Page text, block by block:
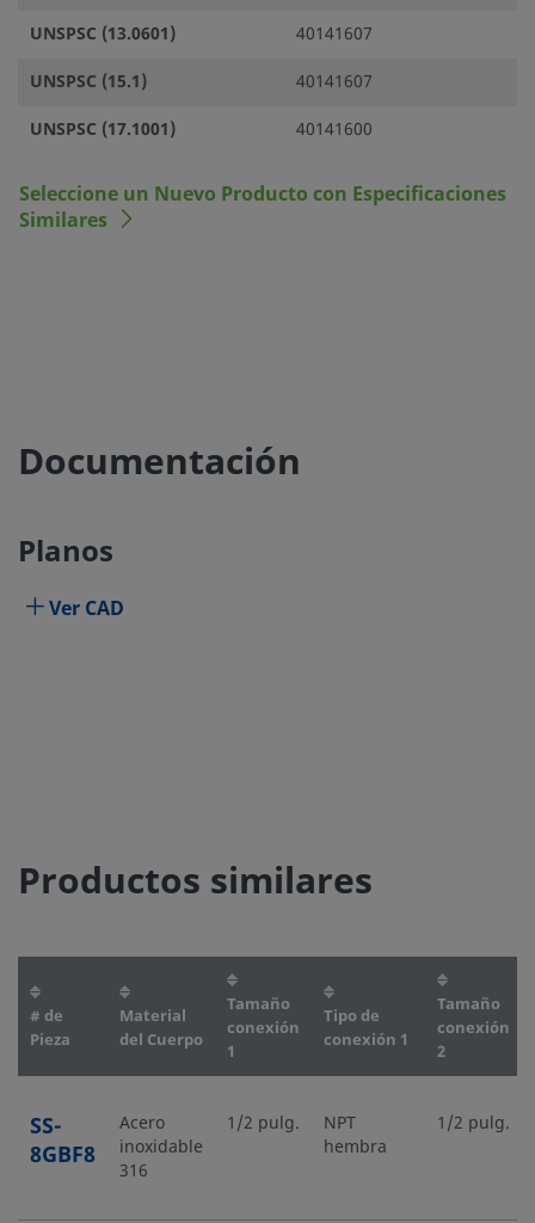
UNSPSC (13.0601)
40141607
UNSPSC (15.1)
40141607
UNSPSC (17.1001)
40141600
Seleccione un Nuevo Producto con Especificaciones
Similares
Documentación
Planos
Ver CAD
Productos similares
# de
Pieza
Material
del Cuerpo
Tamaño
conexión
1
Tipo de
conexión 1
Tamaño
conexión
2
SS-
8GBF8
Acero
inoxidable
316
1/2 pulg.
NPT
hembra
1/2 pulg.